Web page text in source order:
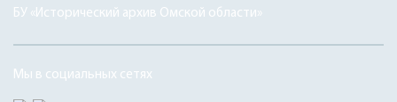
БУ «Исторический архив Омской области»
Мы в социальных сетях